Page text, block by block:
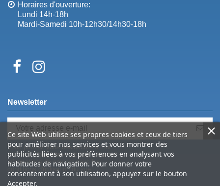
Horaires d'ouverture:
Lundi 14h-18h
Mardi-Samedi 10h-12h30/14h30-18h
Ce site Web utilise ses propres cookies et ceux de tiers
pour améliorer nos services et vous montrer des
publicités liées à vos préférences en analysant vos
habitudes de navigation. Pour donner votre
consentement à son utilisation, appuyez sur le bouton
Accepter.
Newsletter
Vous pouvez vous désinscrire à tout
moment. Vous trouverez pour cela nos
informations de contact dans les
conditions d'utilisation du site.